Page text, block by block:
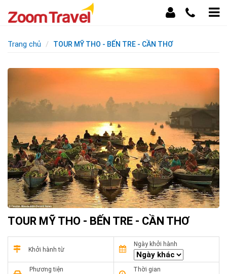
Trang chủ TOUR MỸ THO - BẾN TRE - CẦN THƠ
TOUR MỸ THO - BẾN TRE - CẦN THƠ
Khởi hành từ
Ngày khởi hành
Phương tiện Thời gian